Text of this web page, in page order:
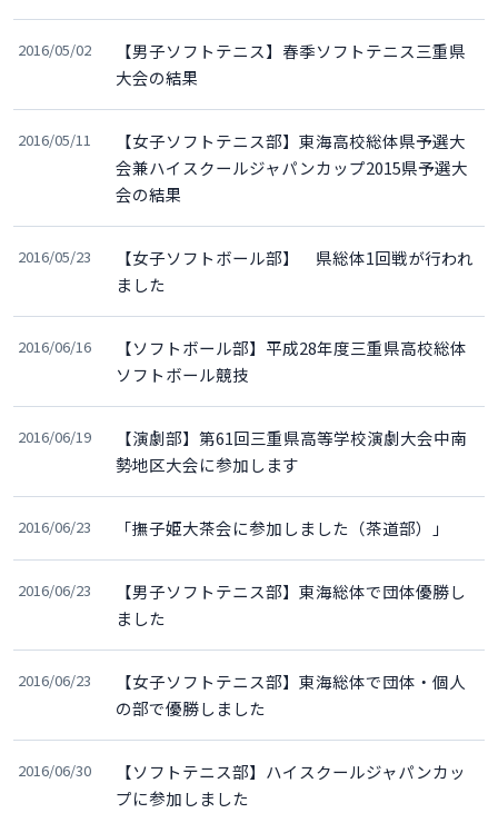
2016/05/02
【男子ソフトテニス】春季ソフトテニス三重県
大会の結果
2016/05/11
【女子ソフトテニス部】東海高校総体県予選大
会兼ハイスクールジャパンカップ2015県予選大
会の結果
2016/05/23
【女子ソフトボール部】 県総体1回戦が行われ
ました
2016/06/16
【ソフトボール部】平成28年度三重県高校総体
ソフトボール競技
2016/06/19
【演劇部】第61回三重県高等学校演劇大会中南
勢地区大会に参加します
2016/06/23 「撫子姫大茶会に参加しました（茶道部）」
2016/06/23
【男子ソフトテニス部】東海総体で団体優勝し
ました
2016/06/23
【女子ソフトテニス部】東海総体で団体・個人
の部で優勝しました
2016/06/30
【ソフトテニス部】ハイスクールジャパンカッ
プに参加しました